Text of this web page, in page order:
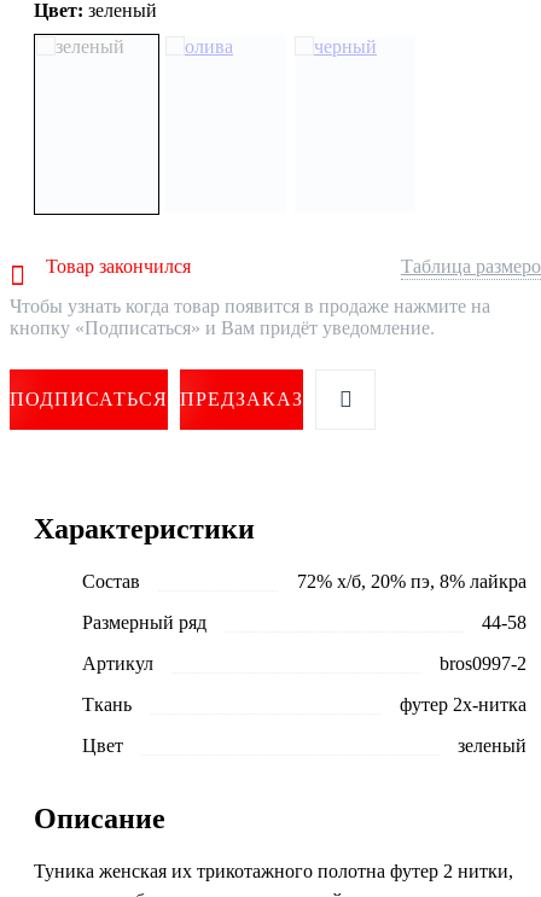
Цвет: зеленый
Товар закончился
Таблица
Чтобы узнать когда товар появится в продаже нажмите на
кнопку «Подписаться» и Вам придёт уведомление.
ПОДПИСАТЬСЯ ПРЕДЗАКАЗ
Характеристики
Состав
72% х/б, 20% пэ, 8% лайкра
Размерный ряд
44-58
Артикул
bros0997-2
Ткань
футер 2х-нитка
Цвет
зеленый
Описание
Туника женская их трикотажного полотна футер 2 нитки,